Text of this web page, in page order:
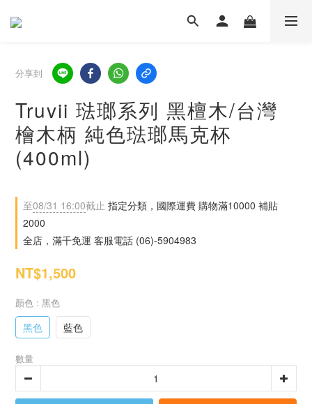
分享到
Truvii 琺瑯系列 黑檀木/台灣
檜木柄 純色琺瑯馬克杯
(400ml)
至08/31 16:00截止 指定分類，國際運費 購物滿10000 補貼
2000
全店，滿千免運 客服電話 (06)-5904983
NT$1,500
顏色 : 黑色
黑色 藍色
數量